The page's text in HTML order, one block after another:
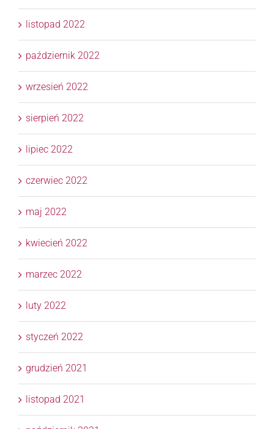
listopad 2022
październik 2022
wrzesień 2022
sierpień 2022
lipiec 2022
czerwiec 2022
maj 2022
kwiecień 2022
marzec 2022
luty 2022
styczeń 2022
grudzień 2021
listopad 2021